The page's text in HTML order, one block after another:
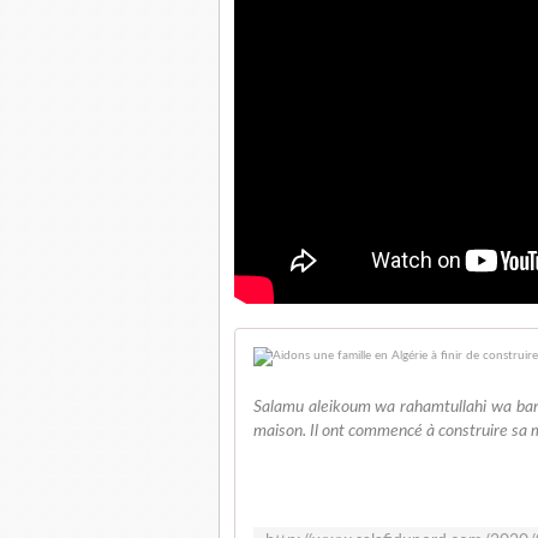
Salamu aleikoum wa rahamtullahi wa
maison. Il ont commencé à construire sa